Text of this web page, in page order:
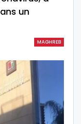
un
MAGHREB